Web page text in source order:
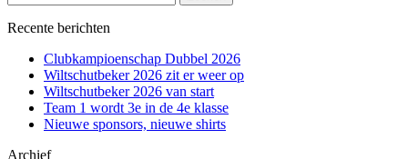
naar:
Recente berichten
Clubkampioenschap Dubbel 2026
Wiltschutbeker 2026 zit er weer op
Wiltschutbeker 2026 van start
Team 1 wordt 3e in de 4e klasse
Nieuwe sponsors, nieuwe shirts
Archief